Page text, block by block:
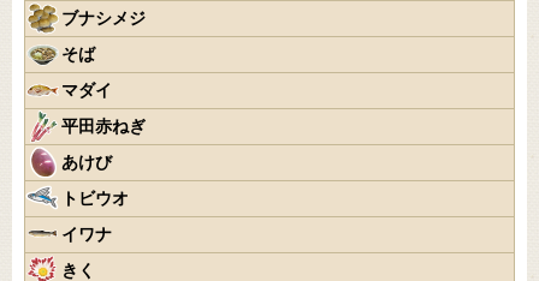
ブナシメジ
そば
マダイ
平田赤ねぎ
あけび
トビウオ
イワナ
きく